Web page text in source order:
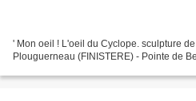
' Mon oeil ! L'oeil du Cyclope. sculpture
Plouguerneau (FINISTERE) - Pointe de